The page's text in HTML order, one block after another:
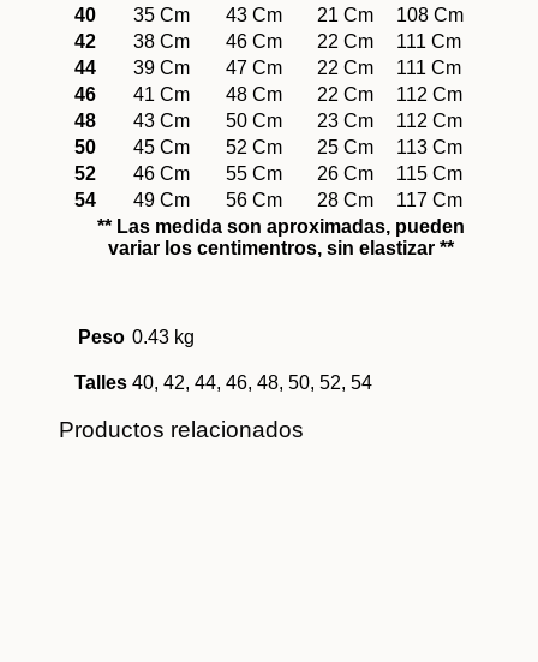
40
35 Cm 43 Cm 21 Cm
108 Cm
42
38 Cm 46 Cm 22 Cm
111 Cm
44
39 Cm 47 Cm 22 Cm
111 Cm
46
41 Cm 48 Cm 22 Cm
112 Cm
48
43 Cm 50 Cm 23 Cm
112 Cm
50
45 Cm 52 Cm 25 Cm
113 Cm
52
46 Cm 55 Cm 26 Cm
115 Cm
54
49 Cm 56 Cm 28 Cm
117 Cm
** Las medida son aproximadas, pueden
variar los centimentros, sin elastizar **
Peso 0.43 kg
Talles 40, 42, 44, 46, 48, 50, 52, 54
Productos relacionados